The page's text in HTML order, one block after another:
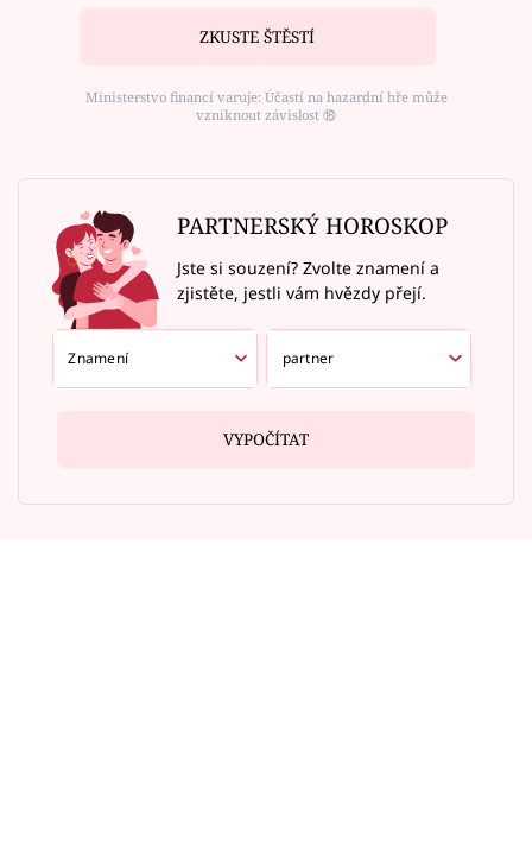
ZKUSTE ŠTĚSTÍ
Ministerstvo financí varuje: Účastí na hazardní hře může
vzniknout závislost ⑱
PARTNERSKÝ HOROSKOP
Jste si souzení? Zvolte znamení a
zjistěte, jestli vám hvězdy přejí.
VYPOČÍTAT